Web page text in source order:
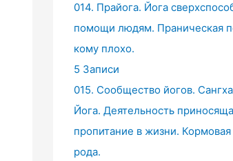
014. Прайога. Йога
помощи людям. Праническая
кому плохо.
5 Записи
015. Сообщество йогов.
Йога. Деятельность
пропитание в жизни.
рода.